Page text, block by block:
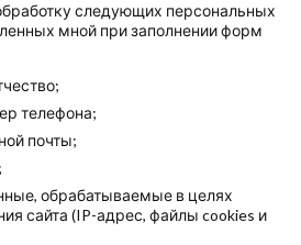
следующих персональных
мной при заполнении форм
телефона;
почты;
обрабатываемые в целях
сайта (IP-адрес, файлы cookies и